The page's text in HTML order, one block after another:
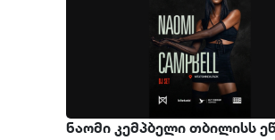
ნაომი კემპბელი თბილისს